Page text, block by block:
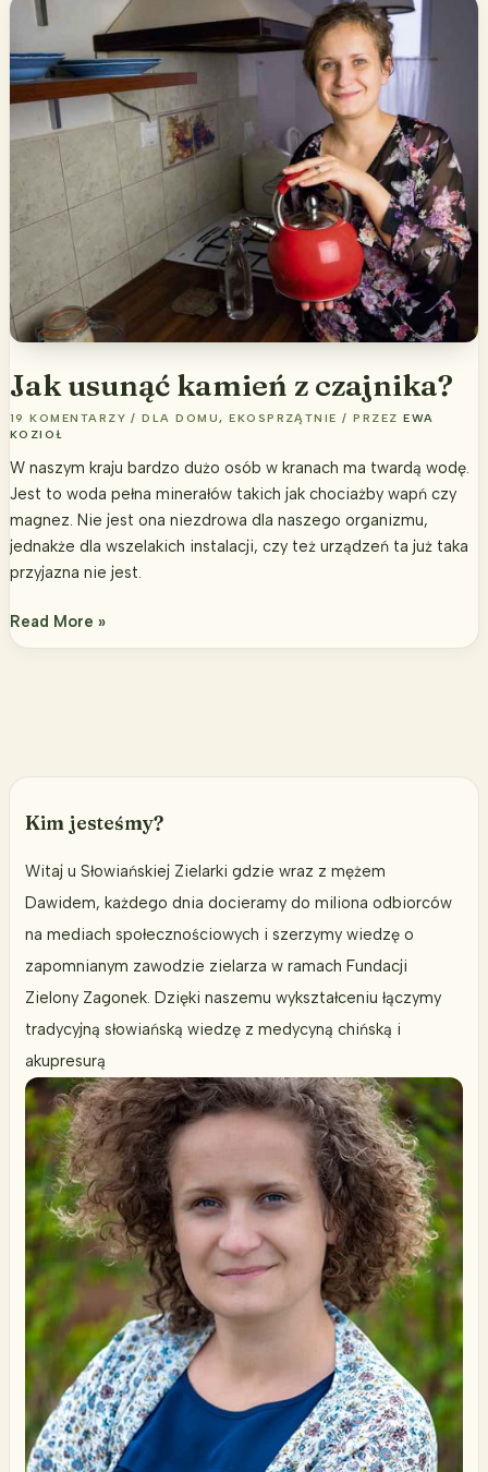
czyszczenia
toalety
Jak usunąć kamień z czajnika?
19 KOMENTARZY /DLA DOMU,EKOSPRZĄTNIE / PRZEZEWA
KOZIOŁ
W naszym kraju bardzo dużo osób w kranach ma twardą wodę.
Jest to woda pełna minerałów takich jak chociażby wapń czy
magnez. Nie jest ona niezdrowa dla naszego organizmu,
jednakże dla wszelakich instalacji, czy też urządzeń ta już taka
przyjazna nie jest.
Jak
Read More »
Kim jesteśmy?
Witaj u Słowiańskiej Zielarki gdzie wraz z mężem
Dawidem, każdego dnia docieramy do miliona odbiorców
na mediach społecznościowych i szerzymy wiedzę o
zapomnianym zawodzie zielarza w ramach Fundacji
Zielony Zagonek. Dzięki naszemu wykształceniu łączymy
tradycyjną słowiańską wiedzę z medycyną chińską i
akupresurą